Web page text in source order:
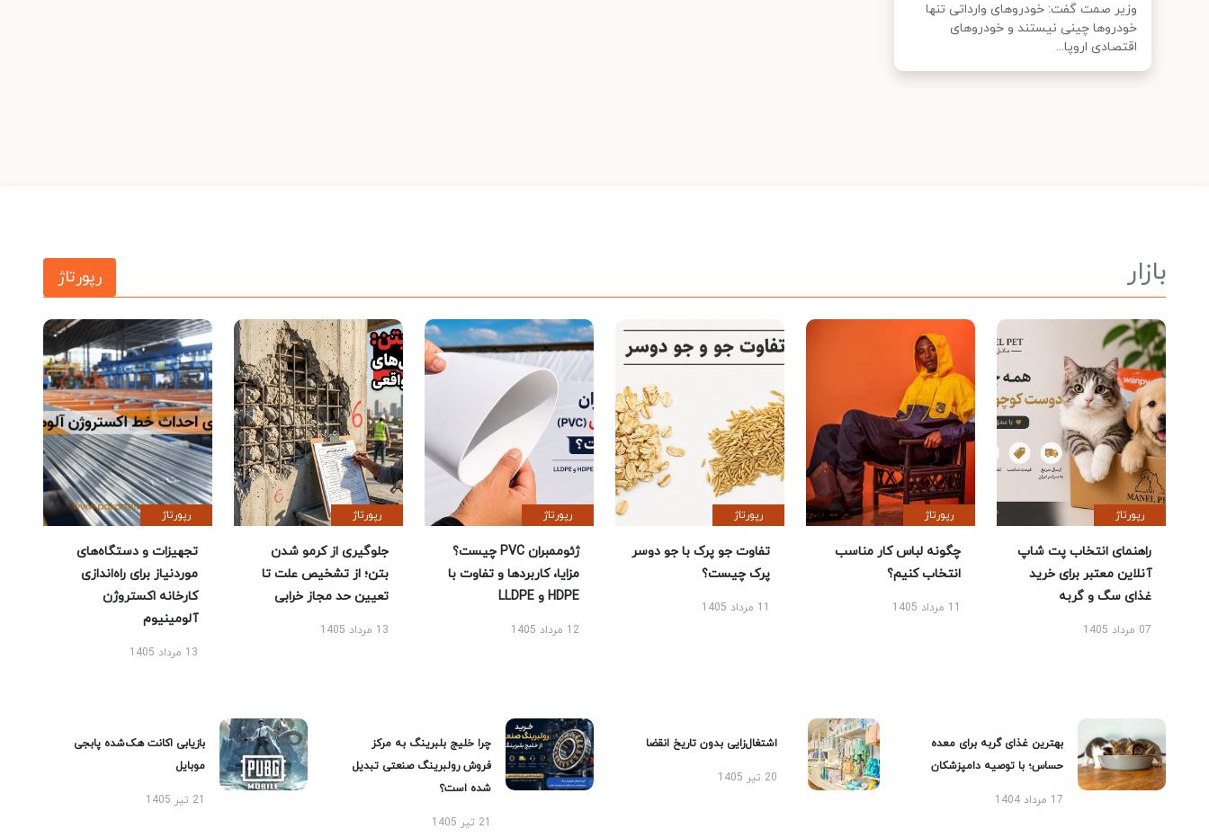
وزیر صمت گفت: خودروهای وارداتی تنها
خودروها چینی نیستند و خودروهای
اقتصادی اروپا...
بازار رپورتاژ
رپورتاژ
راهنمای انتخاب پت شاپ
آنلاین معتبر برای خرید
غذای سگ و گربه
07 مرداد 1405
رپورتاژ
چگونه لباس کار مناسب
انتخاب کنیم؟
11 مرداد 1405
رپورتاژ
تفاوت جو پرک با جو دوسر
پرک چیست؟
11 مرداد 1405
رپورتاژ
ژئوممبران PVC چیست؟
مزایا، کاربردها و تفاوت با
HDPE و LLDPE
12 مرداد 1405
رپورتاژ
جلوگیری از کرمو شدن
بتن؛ از تشخیص علت تا
تعیین حد مجاز خرابی
13 مرداد 1405
رپورتاژ
تجهیزات و دستگاه‌های
موردنیاز برای راه‌اندازی
کارخانه اکستروژن
آلومینیوم
13 مرداد 1405
بهترین غذای گربه برای معده
حساس؛ با توصیه دامپزشکان
17 مرداد 1404
اشتغال‌زایی بدون تاریخ انقضا
20 تیر 1405
چرا خلیج بلبرینگ به مرکز
فروش رولبرینگ صنعتی تبدیل
شده است؟
21 تیر 1405
بازیابی اکانت هک‌شده پابجی
موبایل
21 تیر 1405